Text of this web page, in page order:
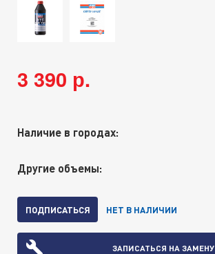
3 390 р.
Наличие в городах:
Другие объемы:
ПОДПИСАТЬСЯ НЕТ В НАЛИЧИИ
ЗАПИСАТЬСЯ НА ЗАМЕНУ